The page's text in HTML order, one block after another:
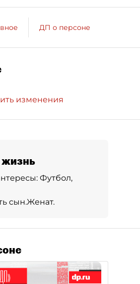
ДП о персоне
изменения
Футбол,
сын.Женат.